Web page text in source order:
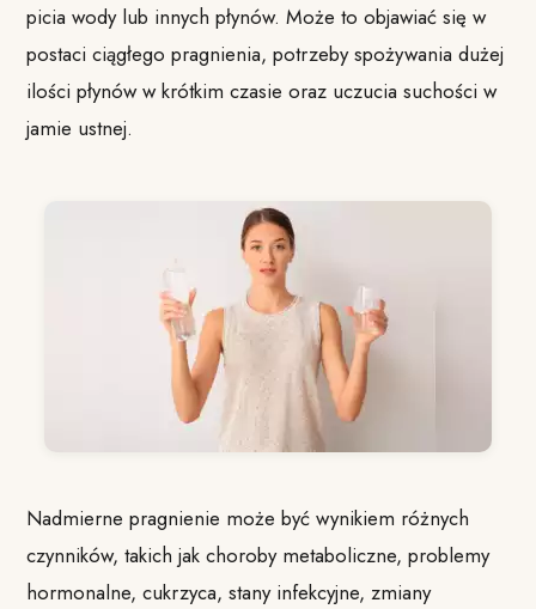
picia wody lub innych płynów. Może to objawiać się w
postaci ciągłego pragnienia, potrzeby spożywania dużej
ilości płynów w krótkim czasie oraz uczucia suchości w
jamie ustnej.
Nadmierne pragnienie może być wynikiem różnych
czynników, takich jak choroby metaboliczne, problemy
hormonalne, cukrzyca, stany infekcyjne, zmiany